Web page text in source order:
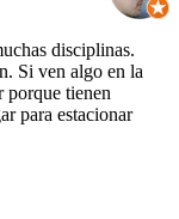
disciplinas.
Si ven algo en la
porque tienen
para estacionar